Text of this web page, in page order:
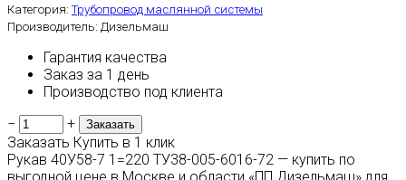
Категория:Трубопровод маслянной системы
Производитель: Дизельмаш
Гарантия качества
Заказ за 1 день
Производство под клиента
−
+
Заказать Купить в 1 клик
Рукав 40У58-7 1=220 ТУ38-005-6016-72 — купить по
выгодной цене в Москве и области «ПП Дизельмаш» для